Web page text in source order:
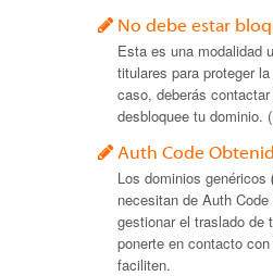
No debe estar
Esta es una modalidad
titulares para proteger
caso, deberás
desbloquee tu dominio.
Auth Code
Los dominios genéricos
necesitan de Auth
gestionar el traslado de
ponerte en contacto
faciliten.